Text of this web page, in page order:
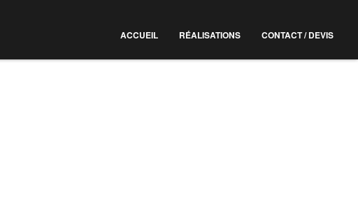
ACCUEIL RÉALISATIONS CONTACT / DEVIS